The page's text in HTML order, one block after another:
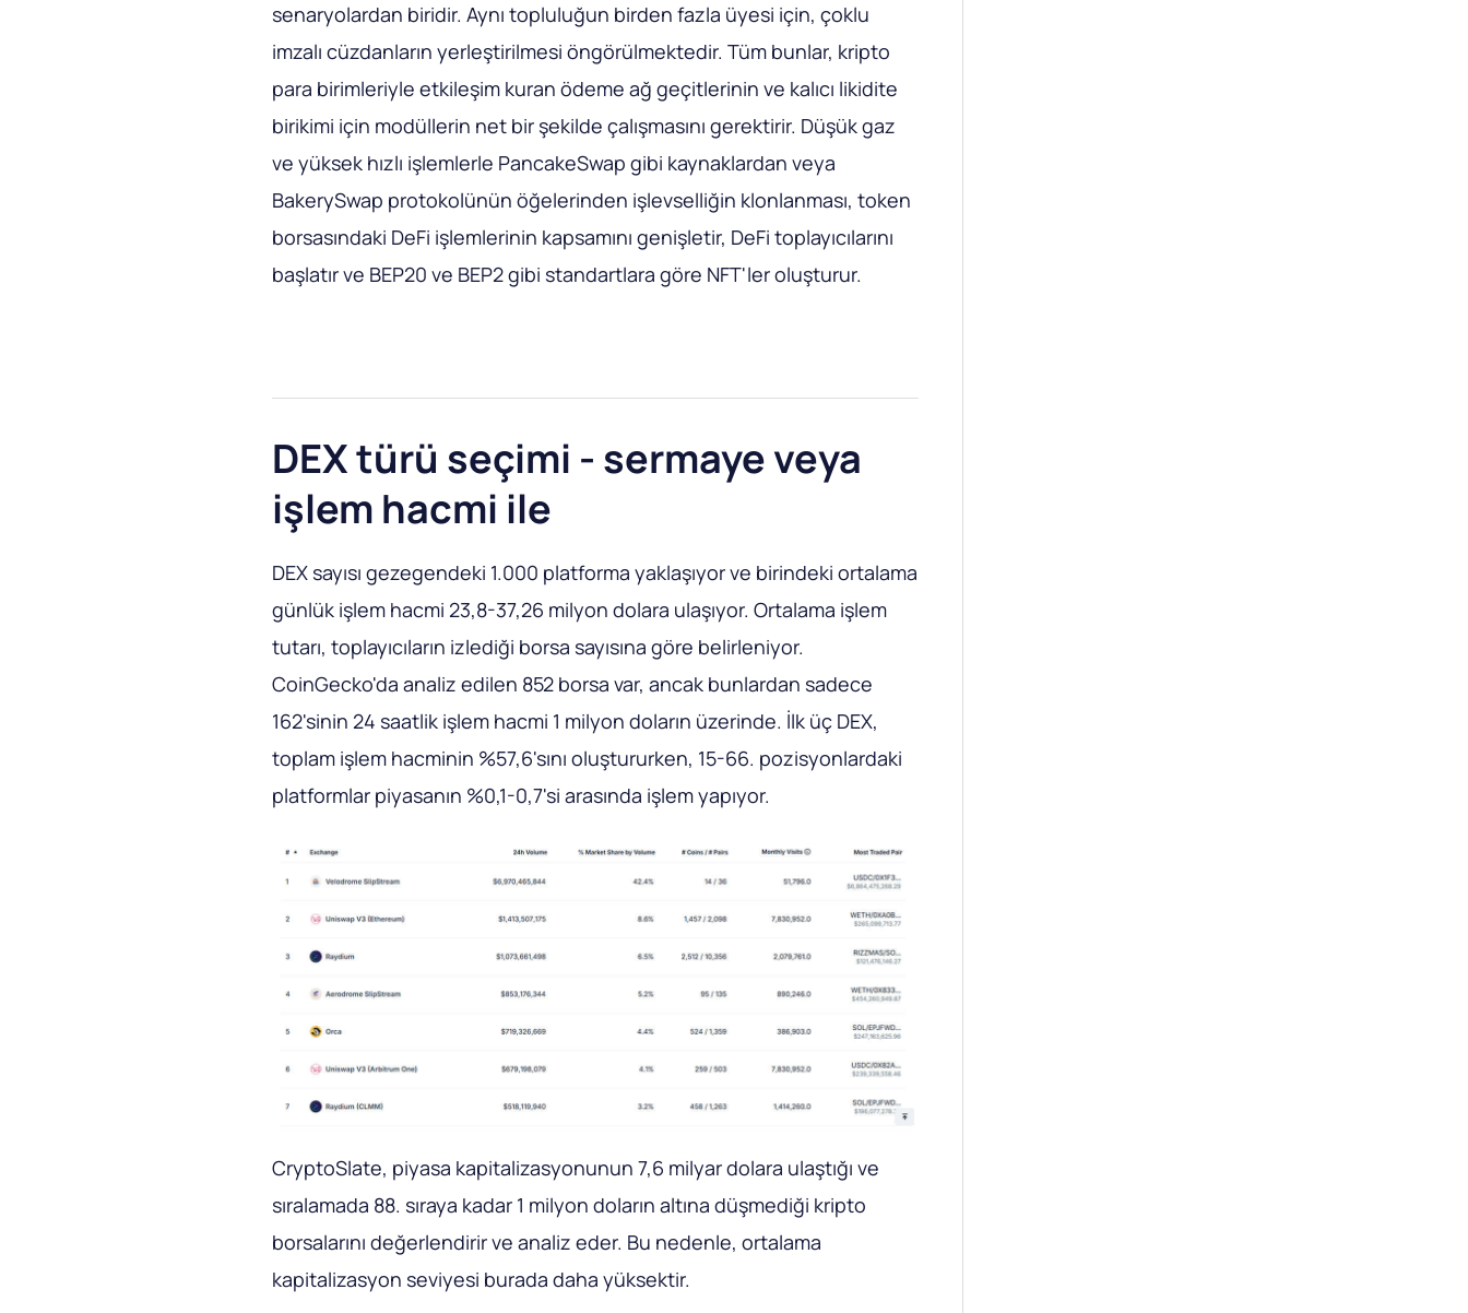
senaryolardan biridir. Aynı topluluğun birden fazla üyesi için, çoklu
imzalı cüzdanların yerleştirilmesi öngörülmektedir. Tüm bunlar, kripto
para birimleriyle etkileşim kuran ödeme ağ geçitlerinin ve kalıcı likidite
birikimi için modüllerin net bir şekilde çalışmasını gerektirir. Düşük gaz
ve yüksek hızlı işlemlerle PancakeSwap gibi kaynaklardan veya
BakerySwap protokolünün öğelerinden işlevselliğin klonlanması, token
borsasındaki DeFi işlemlerinin kapsamını genişletir, DeFi toplayıcılarını
başlatır ve BEP20 ve BEP2 gibi standartlara göre NFT'ler oluşturur.
DEX türü seçimi - sermaye veya
işlem hacmi ile
DEX sayısı gezegendeki 1.000 platforma yaklaşıyor ve birindeki ortalama
günlük işlem hacmi 23,8-37,26 milyon dolara ulaşıyor. Ortalama işlem
tutarı, toplayıcıların izlediği borsa sayısına göre belirleniyor.
CoinGecko'da analiz edilen 852 borsa var, ancak bunlardan sadece
162'sinin 24 saatlik işlem hacmi 1 milyon doların üzerinde. İlk üç DEX,
toplam işlem hacminin %57,6'sını oluştururken, 15-66. pozisyonlardaki
platformlar piyasanın %0,1-0,7'si arasında işlem yapıyor.
CryptoSlate, piyasa kapitalizasyonunun 7,6 milyar dolara ulaştığı ve
sıralamada 88. sıraya kadar 1 milyon doların altına düşmediği kripto
borsalarını değerlendirir ve analiz eder. Bu nedenle, ortalama
kapitalizasyon seviyesi burada daha yüksektir.